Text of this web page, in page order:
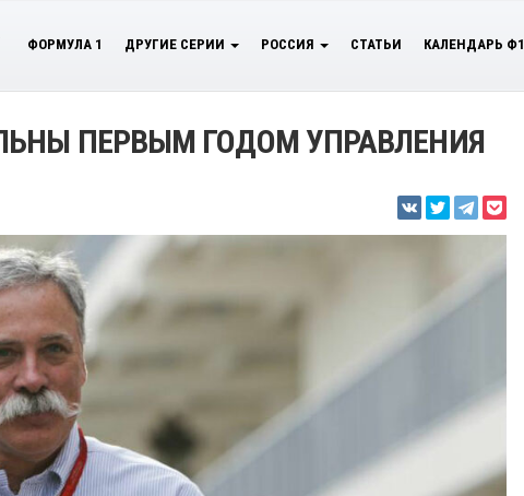
ФОРМУЛА 1 ДРУГИЕ СЕРИИ РОССИЯ СТАТЬИ КАЛЕНДАРЬ Ф1
ПЕРВЫМ ГОДОМ УПРАВЛЕНИЯ